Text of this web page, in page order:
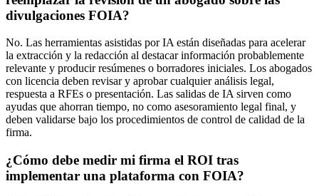
divulgaciones FOIA?
No. Las herramientas asistidas por IA están diseñadas para acelerar
la extracción y la redacción al destacar información probablemente
relevante y producir resúmenes o borradores iniciales. Los abogados
con licencia deben revisar y aprobar cualquier análisis legal,
respuesta a RFEs o presentación. Las salidas de IA sirven como
ayudas que ahorran tiempo, no como asesoramiento legal final, y
deben validarse bajo los procedimientos de control de calidad de la
firma.
¿Cómo debe medir mi firma el ROI tras
implementar una plataforma con FOIA?